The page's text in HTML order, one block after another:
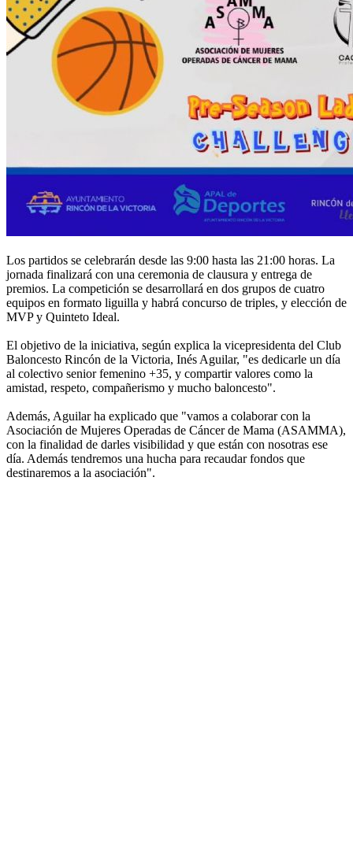
Los partidos se celebrarán desde las 9:00 hasta las 21:00 horas. La
jornada finalizará con una ceremonia de clausura y entrega de
premios. La competición se desarrollará en dos grupos de cuatro
equipos en formato liguilla y habrá concurso de triples, y elección de
MVP y Quinteto Ideal.
El objetivo de la iniciativa, según explica la vicepresidenta del Club
Baloncesto Rincón de la Victoria, Inés Aguilar, "es dedicarle un día
al colectivo senior femenino +35, y compartir valores como la
amistad, respeto, compañerismo y mucho baloncesto".
Además, Aguilar ha explicado que "vamos a colaborar con la
Asociación de Mujeres Operadas de Cáncer de Mama (ASAMMA),
con la finalidad de darles visibilidad y que están con nosotras ese
día. Además tendremos una hucha para recaudar fondos que
destinaremos a la asociación".